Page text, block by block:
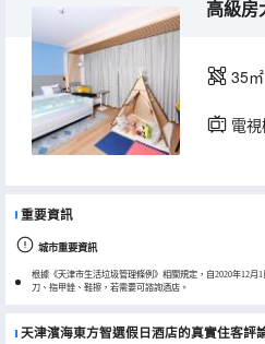
高級房
35㎡
電
重要資訊
城市重要資訊
根據《天津市生活垃圾管理條例》相關規定，自2020年12
刀、指甲銼、鞋擦，若需要可諮詢酒店。
天津濱海東方智選假日酒店的真實住客評